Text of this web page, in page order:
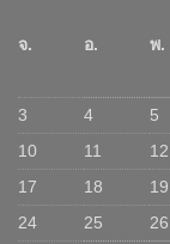
จ. อ. พ.
3
4 5
10
11 12
17
18 19
24
25 26